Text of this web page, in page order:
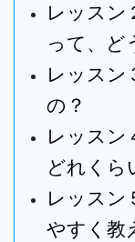
レッスン
って、ど
レッスン
の？
レッスン
どれくら
レッスン
やすく教